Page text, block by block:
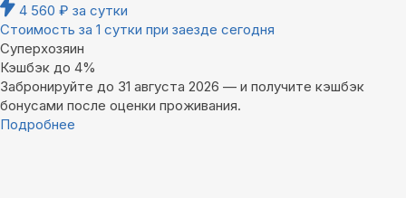
4 560 ₽ за сутки
Стоимость за 1 сутки при заезде сегодня
Суперхозяин
Кэшбэк до 4%
Забронируйте до 31 августа 2026 — и получите кэшбэк
бонусами после оценки проживания.
Подробнее